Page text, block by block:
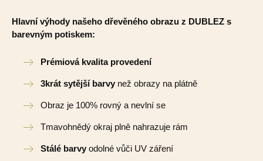
Hlavní výhody našeho dřevěného obrazu z DUBLEZ s
barevným potiskem:
Prémiová kvalita provedení
3krát sytější barvy než obrazy na plátně
Obraz je 100% rovný a nevlní se
Tmavohnědý okraj plně nahrazuje rám
Stálé barvy odolné vůči UV záření